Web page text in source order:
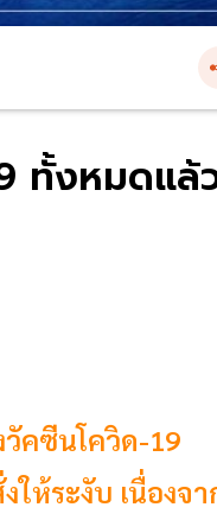
ทั้งหมดแล้
วัคซีนโควิด-19
ห้ระงับ เนื่องจา